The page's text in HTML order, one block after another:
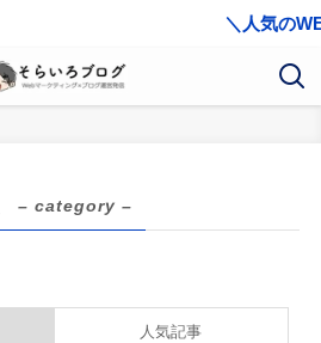
＼人気のWEB
– category –
人気記事